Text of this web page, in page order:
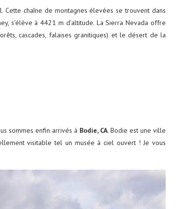
Cette chaîne de montagnes élevées se trouvent dans
s’élève à 4421 m d’altitude. La Sierra Nevada offre
cascades, falaises granitiques) et le désert de la
sommes enfin arrivés à Bodie, CA. Bodie est une ville
visitable tel un musée à ciel ouvert ! Je vous
2 décembre 2024